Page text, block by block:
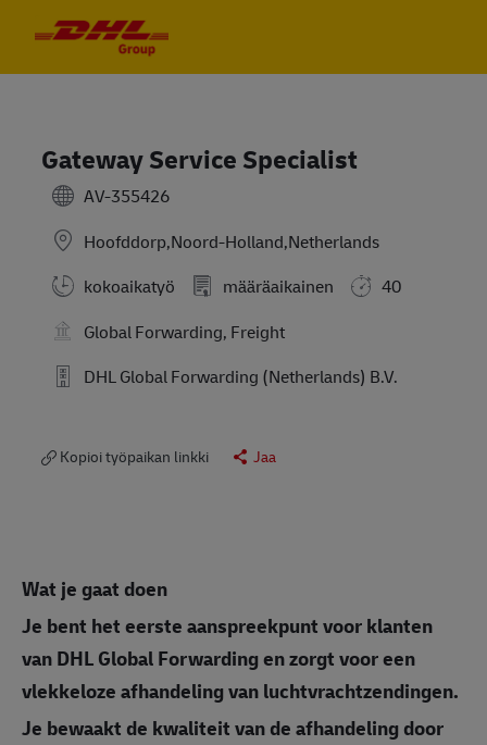
Gateway Service Specialist
AV-355426
Hoofddorp,Noord-Holland,Netherlands
kokoaikatyö
määräaikainen
40
Global Forwarding, Freight
DHL Global Forwarding (Netherlands) B.V.
Kopioi työpaikan linkki Jaa
Wat je gaat doen
Je bent het eerste aanspreekpunt voor klanten
van DHL Global Forwarding en zorgt voor een
vlekkeloze afhandeling van luchtvrachtzendingen.
Je bewaakt de kwaliteit van de afhandeling door